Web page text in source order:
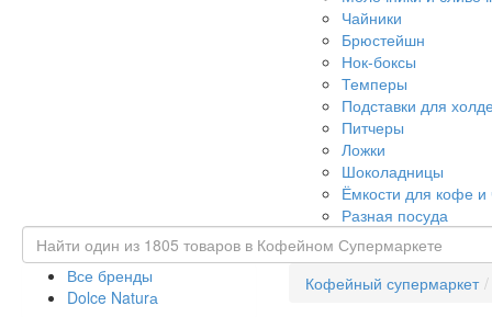
Чайники
Брюстейшн
Нок-боксы
Темперы
Подставки для
Питчеры
Ложки
Шоколадницы
Ёмкости для кофе и
Разная посуда
Все бренды
Dolce Naturа
Кофейный супермаркет